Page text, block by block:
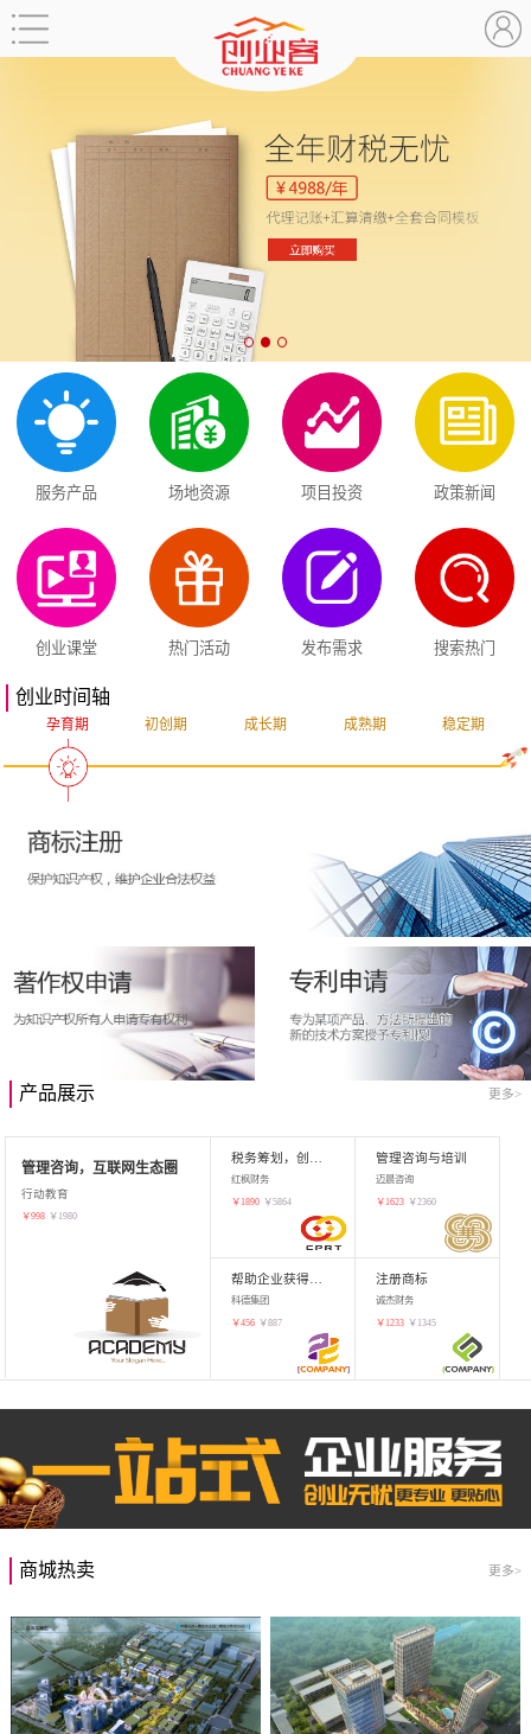
服务产品 场地资源 项目投资 政策新闻
创业课堂 热门活动 发布需求 搜索热门
创业时间轴
孕育期 初创期 成长期 成熟期 稳定期
产品展示 更多>
管理咨询，互联网生态圈
行动教育
￥998 ￥ 1980
红枫财务
￥ 1890 ￥5864
管理咨询与培训
迈晨咨询
￥ 1623 ￥2360
科德集团
￥456 ￥887
注册商标
诚杰财务
￥ 1233 ￥ 1345
商城热卖 更多>